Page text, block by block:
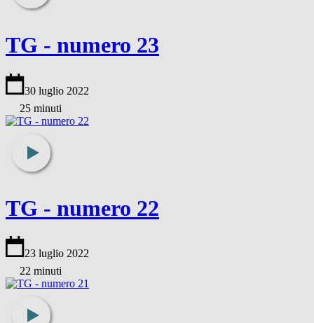
TG - numero 23
30 luglio 2022
25 minuti
TG - numero 22
23 luglio 2022
22 minuti